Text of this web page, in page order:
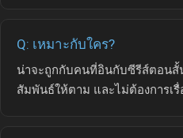
Q: เหมาะกับใคร?
น่าจะถูกกับคนที่อินกับซีรีส์ตอนสั้
สัมพันธ์ให้ตาม และไม่ต้องการเ